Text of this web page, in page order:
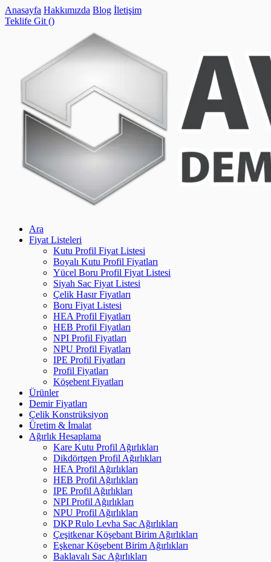
Anasayfa Hakkımızda Blog İletişim
Teklife Git ()
Ara
Fiyat Listeleri
Kutu Profil Fiyat Listesi
Boyalı Kutu Profil Fiyatları
Yücel Boru Profil Fiyat Listesi
Siyah Sac Fiyat Listesi
Çelik Hasır Fiyatları
Boru Fiyat Listesi
HEA Profil Fiyatları
HEB Profil Fiyatları
NPI Profil Fiyatları
NPU Profil Fiyatları
IPE Profil Fiyatları
Profil Fiyatları
Köşebent Fiyatları
Ürünler
Demir Fiyatları
Çelik Konstrüksiyon
Üretim & İmalat
Ağırlık Hesaplama
Kare Kutu Profil Ağırlıkları
Dikdörtgen Profil Ağırlıkları
HEA Profil Ağırlıkları
HEB Profil Ağırlıkları
IPE Profil Ağırlıkları
NPI Profil Ağırlıkları
NPU Profil Ağırlıkları
DKP Rulo Levha Sac Ağırlıkları
Çeşitkenar Köşebant Birim Ağırlıkları
Eşkenar Köşebent Birim Ağırlıkları
Baklavalı Sac Ağırlıkları